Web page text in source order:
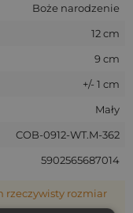
Boże narodzenie
12 cm
9 cm
+/- 1 cm
Mały
COB-0912-WT.M-362
5902565687014
rzeczywisty rozmiar